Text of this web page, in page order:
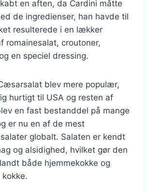
en aften, da Cardini måtte
de ingredienser, han havde til
resulterede i en lækker
romainesalat, croutoner,
en speciel dressing.
blev mere populær,
hurtigt til USA og resten af
en fast bestanddel på mange
er nu en af de mest
globalt. Salaten er kendt
og alsidighed, hvilket gør den
både hjemmekokke og
kokke.